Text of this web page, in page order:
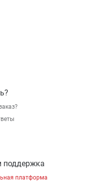
поддержка
платформа